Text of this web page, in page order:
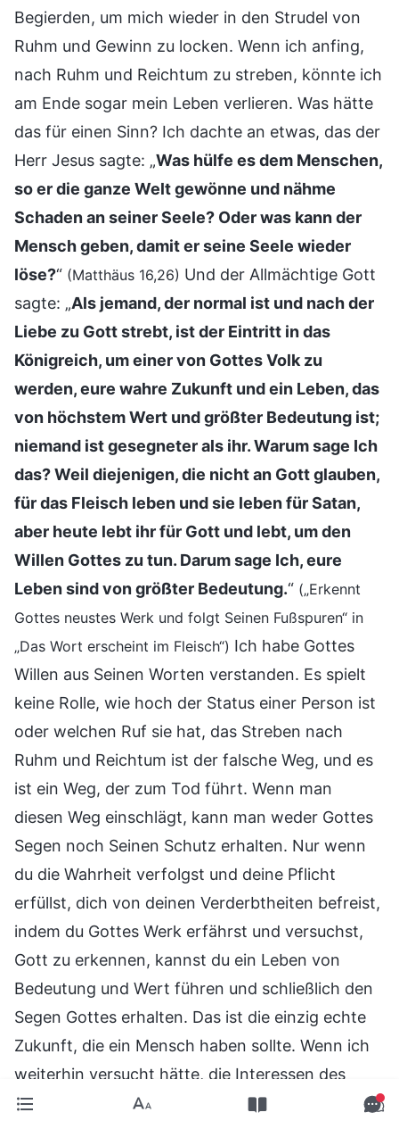
Begierden, um mich wieder in den Strudel von
Ruhm und Gewinn zu locken. Wenn ich anfing,
nach Ruhm und Reichtum zu streben, könnte ich
am Ende sogar mein Leben verlieren. Was hätte
das für einen Sinn? Ich dachte an etwas, das der
Herr Jesus sagte: „Was hülfe es dem Menschen,
so er die ganze Welt gewönne und nähme
Schaden an seiner Seele? Oder was kann der
Mensch geben, damit er seine Seele wieder
löse?“ (Matthäus 16,26) Und der Allmächtige Gott
sagte: „Als jemand, der normal ist und nach der
Liebe zu Gott strebt, ist der Eintritt in das
Königreich, um einer von Gottes Volk zu
werden, eure wahre Zukunft und ein Leben, das
von höchstem Wert und größter Bedeutung ist;
niemand ist gesegneter als ihr. Warum sage Ich
das? Weil diejenigen, die nicht an Gott glauben,
für das Fleisch leben und sie leben für Satan,
aber heute lebt ihr für Gott und lebt, um den
Willen Gottes zu tun. Darum sage Ich, eure
Leben sind von größter Bedeutung.“ („Erkennt
Gottes neustes Werk und folgt Seinen Fußspuren“ in
„Das Wort erscheint im Fleisch“) Ich habe Gottes
Willen aus Seinen Worten verstanden. Es spielt
keine Rolle, wie hoch der Status einer Person ist
oder welchen Ruf sie hat, das Streben nach
Ruhm und Reichtum ist der falsche Weg, und es
ist ein Weg, der zum Tod führt. Wenn man
diesen Weg einschlägt, kann man weder Gottes
Segen noch Seinen Schutz erhalten. Nur wenn
du die Wahrheit verfolgst und deine Pflicht
erfüllst, dich von deinen Verderbtheiten befreist,
indem du Gottes Werk erfährst und versuchst,
Gott zu erkennen, kannst du ein Leben von
Bedeutung und Wert führen und schließlich den
Segen Gottes erhalten. Das ist die einzig echte
Zukunft, die ein Mensch haben sollte. Wenn ich
weiterhin versucht hätte, die Interessen des
Fleisches zu befriedigen, hätte Gott mich nicht